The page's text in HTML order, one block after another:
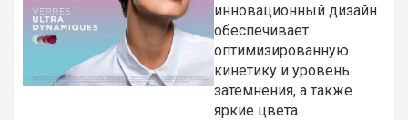
инновационный дизайн
обеспечивает
оптимизированную
кинетику и уровень
затемнения, а также
яркие цвета.